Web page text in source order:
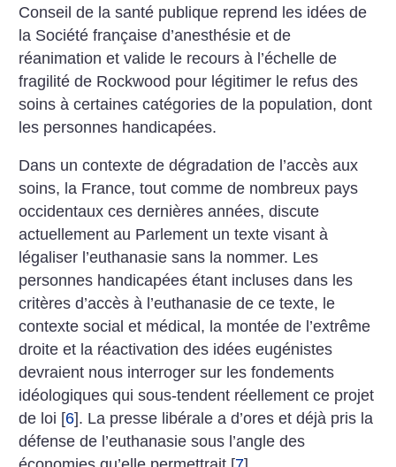
Conseil de la santé publique reprend les idées de
la Société française d’anesthésie et de
réanimation et valide le recours à l’échelle de
fragilité de Rockwood pour légitimer le refus des
soins à certaines catégories de la population, dont
les personnes handicapées.
Dans un contexte de dégradation de l’accès aux
soins, la France, tout comme de nombreux pays
occidentaux ces dernières années, discute
actuellement au Parlement un texte visant à
légaliser l’euthanasie sans la nommer. Les
personnes handicapées étant incluses dans les
critères d’accès à l’euthanasie de ce texte, le
contexte social et médical, la montée de l’extrême
droite et la réactivation des idées eugénistes
devraient nous interroger sur les fondements
idéologiques qui sous­-tendent réellement ce projet
de loi [6]. La presse libérale a d’ores et déjà pris la
défense de l’euthanasie sous l’angle des